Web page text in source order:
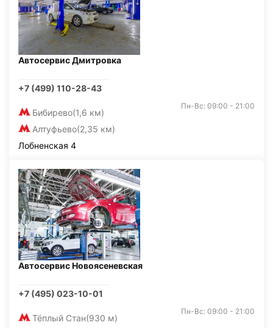
Автосервис Дмитровка
+7 (499) 110-28-43
Бибирево(1,6 км)
Алтуфьево(2,35 км)
Пн-Вс: 09:00 - 21:00
Лобненская 4
Автосервис Новоясеневская
+7 (495) 023-10-01
Тёплый Стан(930 м)
Пн-Вс: 09:00 - 21:00